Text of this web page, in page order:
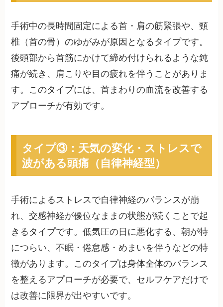
手術中の長時間固定による首・肩の筋緊張や、頸
椎（首の骨）のゆがみが原因となるタイプです。
後頭部から首筋にかけて締め付けられるような鈍
痛が続き、肩こりや目の疲れを伴うことがありま
す。このタイプには、首まわりの血流を改善する
アプローチが有効です。
タイプ③：天気の変化・ストレスで
波がある頭痛（自律神経型）
手術によるストレスで自律神経のバランスが崩
れ、交感神経が優位なままの状態が続くことで起
きるタイプです。低気圧の日に悪化する、朝が特
につらい、不眠・倦怠感・めまいを伴うなどの特
徴があります。このタイプは身体全体のバランス
を整えるアプローチが必要で、セルフケアだけで
は改善に限界が出やすいです。